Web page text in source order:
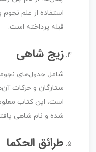
استفاده از علم
قبله پرداخته است.
زیج شاهی
شامل جدول‌های
ستارگان و حرکات
است، این کتاب
شده و نام شاهی
طرائق الحکما